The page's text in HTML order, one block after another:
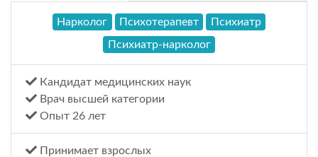
Нарколог Психотерапевт
Психиатр
Психиатр-нарколог
Кандидат медицинских наук
Врач высшей категории
Опыт 26 лет
Принимает взрослых